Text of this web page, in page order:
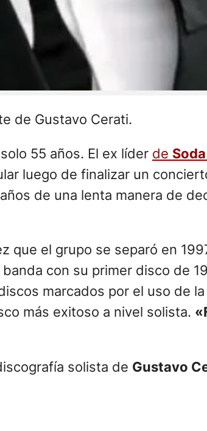
de Gustavo Cerati.
55 años. El ex líder de
luego de finalizar un
de una lenta manera de
que el grupo se separó en
con su primer disco de
marcados por el uso de la
más exitoso a nivel solista.
solista de Gustavo